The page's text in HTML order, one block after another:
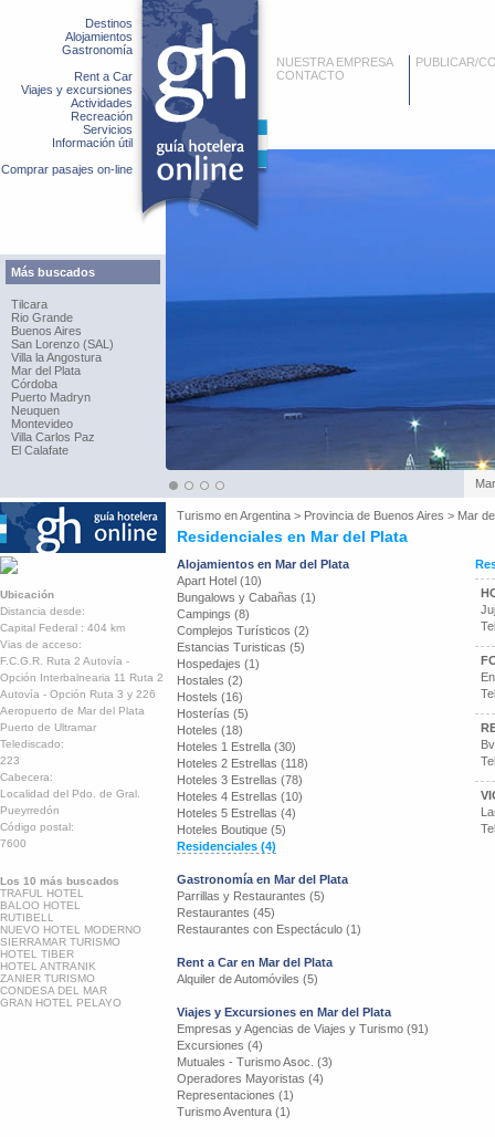
Destinos
Alojamientos
Gastronomía
Rent a Car
Viajes y excursiones
Actividades
Recreación
Servicios
Información útil
Comprar pasajes on-line
Más buscados
Tilcara
Rio Grande
Buenos Aires
San Lorenzo (SAL)
Villa la Angostura
Mar del Plata
Córdoba
Puerto Madryn
Neuquen
Montevideo
Villa Carlos Paz
El Calafate
NUESTRA EMPRESA
CONTACTO
PUBLICAR/
Turismo enArgentina > Provincia de Buenos Aires > Mar
Residenciales en Mar del Plata
Ubicación
Distancia desde:
Capital Federal : 404 km
Vias de acceso:
F.C.G.R. Ruta 2 Autovía -
Opción Interbalnearia 11 Ruta 2
Autovía - Opción Ruta 3 y 226
Aeropuerto de Mar del Plata
Puerto de Ultramar
Telediscado:
223
Cabecera:
Localidad del Pdo. de Gral.
Pueyrredón
Código postal:
7600
Los 10 más buscados
TRAFUL HOTEL
BALOO HOTEL
RUTIBELL
NUEVO HOTEL MODERNO
SIERRAMAR TURISMO
HOTEL TIBER
HOTEL ANTRANIK
ZANIER TURISMO
CONDESA DEL MAR
GRAN HOTEL PELAYO
Alojamientos en Mar del Plata
Apart Hotel (10)
Bungalows y Cabañas (1)
Campings (8)
Complejos Turísticos (2)
Estancias Turisticas (5)
Hospedajes (1)
Hostales (2)
Hostels (16)
Hosterías (5)
Hoteles (18)
Hoteles 1 Estrella (30)
Hoteles 2 Estrellas (118)
Hoteles 3 Estrellas (78)
Hoteles 4 Estrellas (10)
Hoteles 5 Estrellas (4)
Hoteles Boutique (5)
Residenciales (4)
Gastronomía en Mar del Plata
Parrillas y Restaurantes (5)
Restaurantes (45)
Restaurantes con Espectáculo (1)
Rent a Car en Mar del Plata
Alquiler de Automóviles (5)
Viajes y Excursiones en Mar del Plata
Empresas y Agencias de Viajes y Turismo (91)
Excursiones (4)
Mutuales - Turismo Asoc. (3)
Operadores Mayoristas (4)
Representaciones (1)
Turismo Aventura (1)